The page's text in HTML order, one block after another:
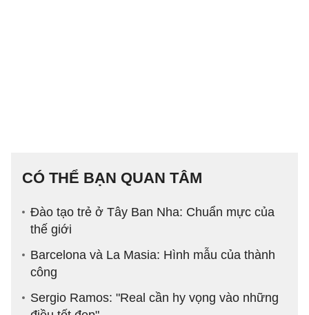
CÓ THỂ BẠN QUAN TÂM
Đào tạo trẻ ở Tây Ban Nha: Chuẩn mực của
thế giới
Barcelona và La Masia: Hình mẫu của thành
công
Sergio Ramos: "Real cần hy vọng vào những